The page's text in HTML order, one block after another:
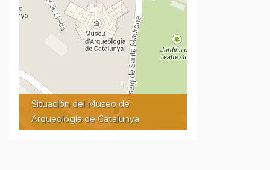
Situación del Museo de
Arqueología de Catalunya